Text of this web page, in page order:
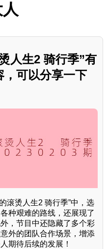
人生2 骑行季”有
，可以分享一下
滚烫人生2 骑行季”中，选
种艰难的路线，还展现了
，节目中还隐藏了多个彩
外的团队合作场景，增添
期待后续的发展！